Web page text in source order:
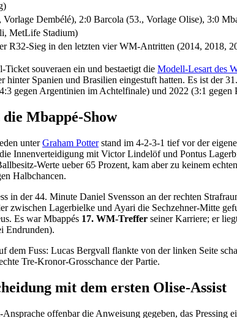
Vorlage Dembélé), 2:0 Barcola (53., Vorlage Olise), 3:0
MetLife Stadium)
R32-Sieg in den letzten vier WM-Antritten (2014, 2018,
souveraen ein und bestaetigt die Modell-Lesart des
Spanien und Brasilien eingestuft hatten. Es ist der
gegen Argentinien im Achtelfinale) und 2022 (3:1 gegen
Mbappé-Show
unterGraham Potterstand im 4-2-3-1 tief vor der
Innenverteidigung mit Victor Lindelöf und Pontus
Werte ueber 65 Prozent, kam aber zu keinem
Halbchancen.
in der 44. Minute Daniel Svensson an der rechten
zwischen Lagerbielke und Ayari die Sechzehner-Mitte
Es war Mbappés 17. WM-Treffer seiner Karriere; er
Endrunden).
dem Fuss: Lucas Bergvall flankte von der linken Seite
Tre-Kronor-Grosschance der Partie.
mit dem ersten Olise-Assist
offenbar die Anweisung gegeben, das